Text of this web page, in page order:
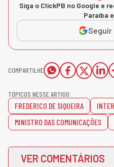
Siga o ClickPB no Google e
Paraíba
Seguir
COMPARTILHE
TÓPICOS NESSE ARTIGO:
FREDERICO DE SIQUEIRA
MINISTRO DAS COMUNICAÇÕES
VER COMENTÁRIOS